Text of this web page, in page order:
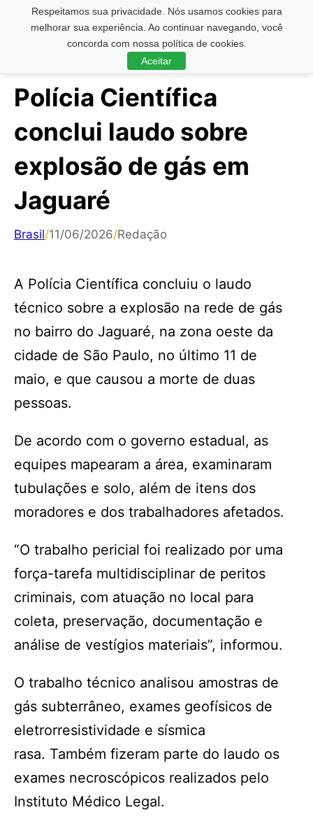
Respeitamos sua privacidade. Nós usamos cookies para
melhorar sua experiência. Ao continuar navegando, você
concorda com nossa política de cookies.
Aceitar
Pesquisar ...
Polícia Científica
conclui laudo sobre
explosão de gás em
Jaguaré
Brasil/11/06/2026/Redação
A Polícia Científica concluiu o laudo
técnico sobre a explosão na rede de gás
no bairro do Jaguaré, na zona oeste da
cidade de São Paulo, no último 11 de
maio, e que causou a morte de duas
pessoas.
De acordo com o governo estadual, as
equipes mapearam a área, examinaram
tubulações e solo, além de itens dos
moradores e dos trabalhadores afetados.
“O trabalho pericial foi realizado por uma
força-tarefa multidisciplinar de peritos
criminais, com atuação no local para
coleta, preservação, documentação e
análise de vestígios materiais”, informou.
O trabalho técnico analisou amostras de
gás subterrâneo, exames geofísicos de
eletrorresistividade e sísmica
rasa. Também fizeram parte do laudo os
exames necroscópicos realizados pelo
Instituto Médico Legal.